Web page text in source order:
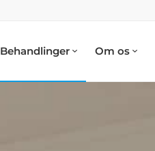
Behandlinger Om os